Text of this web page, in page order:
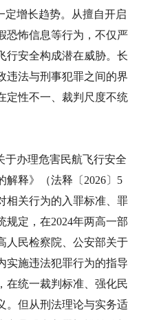
定增长趋势。从擅自开启
恐怖信息等行为，不仅严
行安全构成潜在威胁。长
违法与刑事犯罪之间的界
定性不一、裁判尺度不统
于办理危害民航飞行安全
解释》（法释〔2026〕5
相关行为的入罪标准、罪
规定，在2024年两高一部
人民检察院、公安部关于
实施违法犯罪行为的指导
在统一裁判标准、强化民
。但从刑法理论与实务适